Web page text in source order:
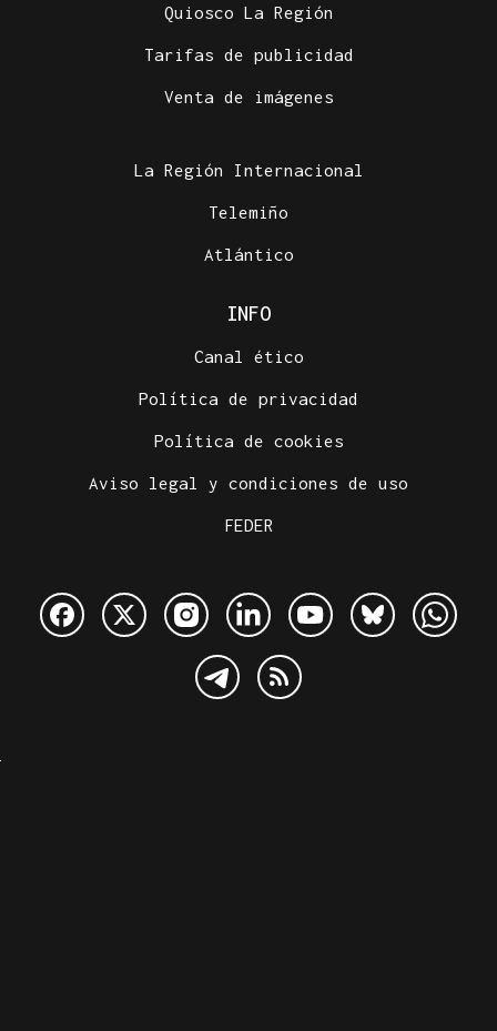
Quiosco La Región
Tarifas de publicidad
Venta de imágenes
La Región Internacional
Telemiño
Atlántico
INFO
Canal ético
Política de privacidad
Política de cookies
Aviso legal y condiciones de uso
FEDER